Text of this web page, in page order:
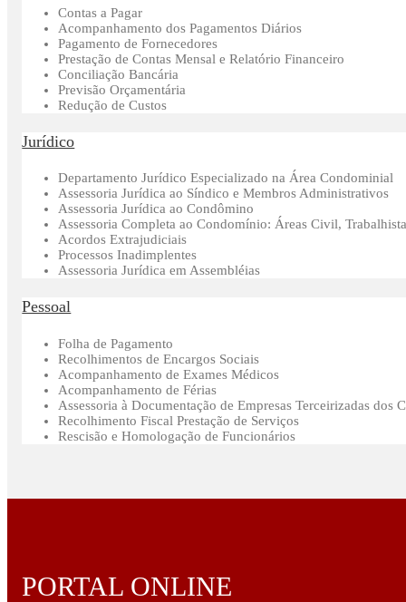
Contas a Pagar
Acompanhamento dos Pagamentos Diários
Pagamento de Fornecedores
Prestação de Contas Mensal e Relatório Financeiro
Conciliação Bancária
Previsão Orçamentária
Redução de Custos
Jurídico
Departamento Jurídico Especializado na Área Condominial
Assessoria Jurídica ao Síndico e Membros Administrativos
Assessoria Jurídica ao Condômino
Assessoria Completa ao Condomínio: Áreas Civil,
Acordos Extrajudiciais
Processos Inadimplentes
Assessoria Jurídica em Assembléias
Pessoal
Folha de Pagamento
Recolhimentos de Encargos Sociais
Acompanhamento de Exames Médicos
Acompanhamento de Férias
Assessoria à Documentação de Empresas Terceirizadas dos
Recolhimento Fiscal Prestação de Serviços
Rescisão e Homologação de Funcionários
PORTAL ONLINE